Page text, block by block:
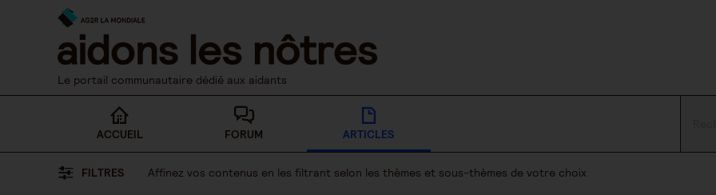
Le portail communautaire dédié aux aidants
ACCUEIL FORUM ARTICLES
FILTRES Affinez vos contenus en les filtrant selon les thèmes et sous-thèmes de votre choix